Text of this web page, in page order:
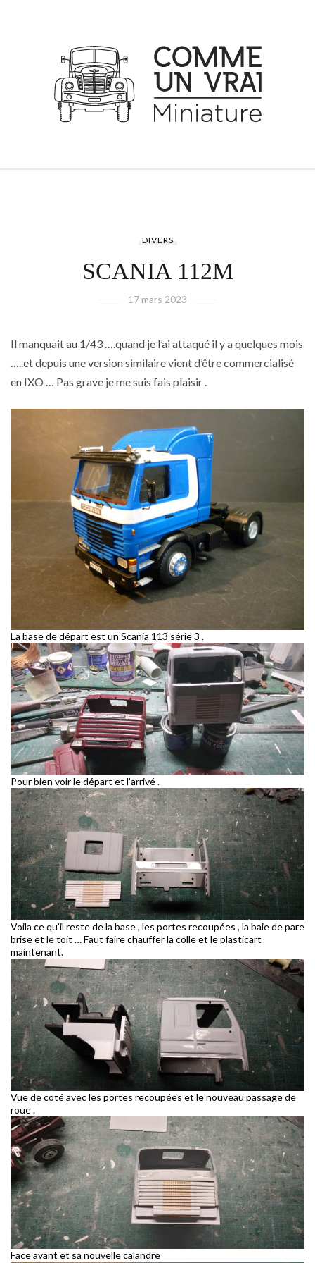
DIVERS
SCANIA 112M
17 mars 2023
Il manquait au 1/43 ….quand je l’ai attaqué il y a quelques mois
…..et depuis une version similaire vient d’être commercialisé
en IXO … Pas grave je me suis fais plaisir .
La base de départ est un Scania 113 série 3 .
Pour bien voir le départ et l’arrivé .
Voila ce qu’il reste de la base , les portes recoupées , la baie de pare
brise et le toit … Faut faire chauffer la colle et le plasticart
maintenant.
Vue de coté avec les portes recoupées et le nouveau passage de
roue .
Face avant et sa nouvelle calandre